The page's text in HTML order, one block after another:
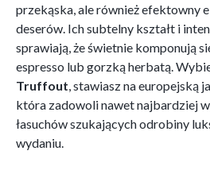
przekąska, ale również efektowny
deserów. Ich subtelny kształt i
sprawiają, że świetnie komponują
espresso lub gorzką herbatą.
Truffout , stawiasz na europejską
która zadowoli nawet najbardziej
łasuchów szukających odrobiny
wydaniu.